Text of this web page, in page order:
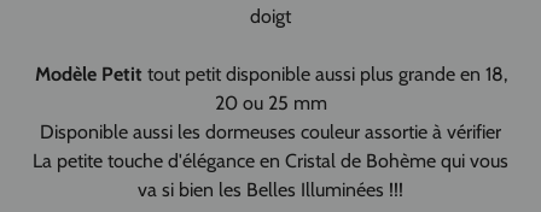
doigt
Modèle Petit tout petit disponible aussi plus grande en 18,
20 ou 25 mm
Disponible aussi les dormeuses couleur assortie à vérifier
La petite touche d'élégance en Cristal de Bohème qui vous
va si bien les Belles Illuminées !!!